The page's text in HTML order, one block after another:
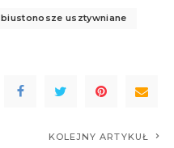
biustonosze usztywniane
KOLEJNY ARTYKUŁ